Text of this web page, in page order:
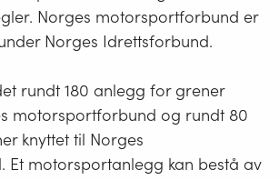
Norges motorsportforbund er
Norges Idrettsforbund.
rundt 180 anlegg for grener
motorsportforbund og rundt 80
knyttet til Norges
Et motorsportanlegg kan bestå av